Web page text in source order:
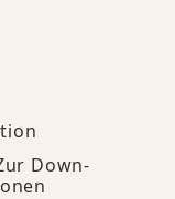
Down-